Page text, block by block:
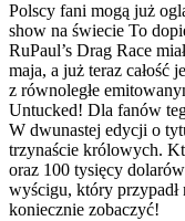
Polscy fani mogą już
show na świecie To
RuPaul’s Drag Race
maja, a już teraz całość
z równoległe
Untucked! Dla fanów
W dwunastej edycji o
trzynaście królowych.
oraz 100 tysięcy
wyścigu, który przypadł
koniecznie zobaczyć!